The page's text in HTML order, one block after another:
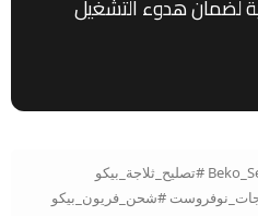
لضمان هدوء التشغيل
#صيانة_ثلاجات_بيكو #Beko_Service_Egypt #تصليح_ثلاجة_بيكو
#شحن_فريون_بيكو